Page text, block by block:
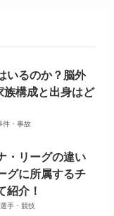
いるのか？脳外
族構成と出身はど
件・事故
・リーグの違い
グに所属するチ
紹介！
選手・競技